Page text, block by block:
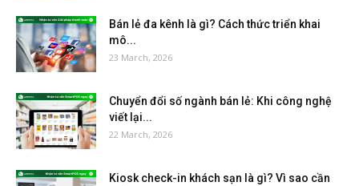
Bán lẻ đa kênh là gì? Cách thức triển khai
mô...
23 March, 2026
Chuyển đổi số ngành bán lẻ: Khi công nghệ
viết lại...
22 March, 2026
Kiosk check-in khách sạn là gì? Vì sao cần